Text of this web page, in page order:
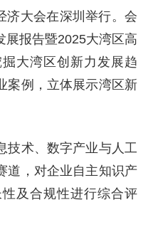
济大会在深圳举行。会
展报告暨2025大湾区高
大湾区创新力发展趋
案例，立体展示湾区新
技术、数字产业与人工
道，对企业自主知识产
及合规性进行综合评